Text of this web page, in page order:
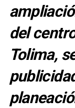
del
Tolima,